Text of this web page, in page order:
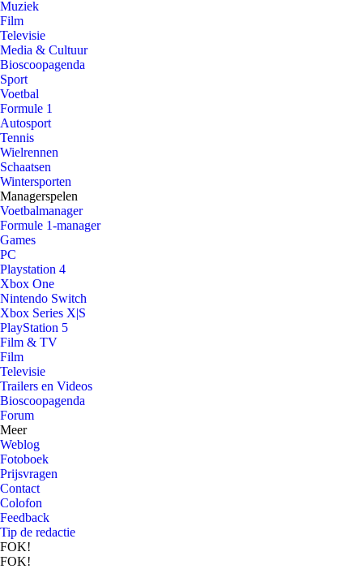
Muziek
Film
Televisie
Media & Cultuur
Bioscoopagenda
Sport
Voetbal
Formule 1
Autosport
Tennis
Wielrennen
Schaatsen
Wintersporten
Managerspelen
Voetbalmanager
Formule 1-manager
Games
PC
Playstation 4
Xbox One
Nintendo Switch
Xbox Series X|S
PlayStation 5
Film & TV
Film
Televisie
Trailers en Videos
Bioscoopagenda
Forum
Meer
Weblog
Fotoboek
Prijsvragen
Contact
Colofon
Feedback
Tip de redactie
FOK!
FOK!